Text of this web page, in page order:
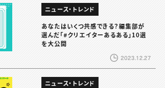
ニュース・トレンド
あなたはいくつ共感できる？編集部が
選んだ「#クリエイターあるある」10選
を大公開
2023.12.27
ニュース・トレンド